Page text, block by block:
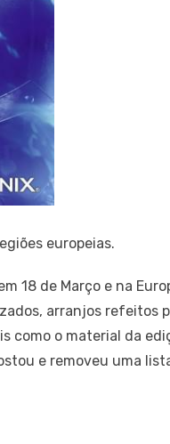
europeias.
18 de Março e na
arranjos refeitos
como o material da
e removeu uma